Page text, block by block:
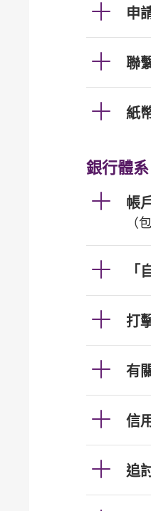
申
聯
紙
銀行體系
帳
（
「
打
有
信
追